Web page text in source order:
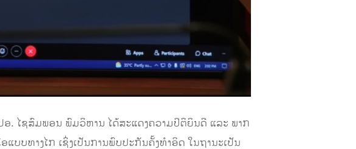
ອ. ໄຊສົມພອນ ພົມວິຫານ ໄດ້​ສະ​ແດງ​​ຄວາມປິຕິ​ຍິນ​ດີ ແລະ ພາກ​
ບທາງໄກ ເຊິ່ງເປັນການພົບປະກັນຄັ້ງທໍາອິດ ໃນຖານະເປັນ